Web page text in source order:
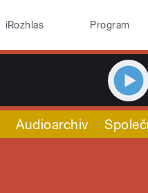
iRozhlas Program
Audioarchiv